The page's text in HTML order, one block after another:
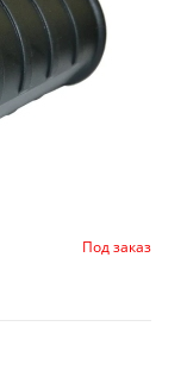
Под заказ